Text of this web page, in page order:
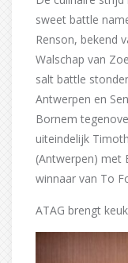
sweet battle
Renson, bekend
Walschap van
salt battle
Antwerpen en
Bornem
uiteindelijk
(Antwerpen) met
winnaar van To
ATAG brengt